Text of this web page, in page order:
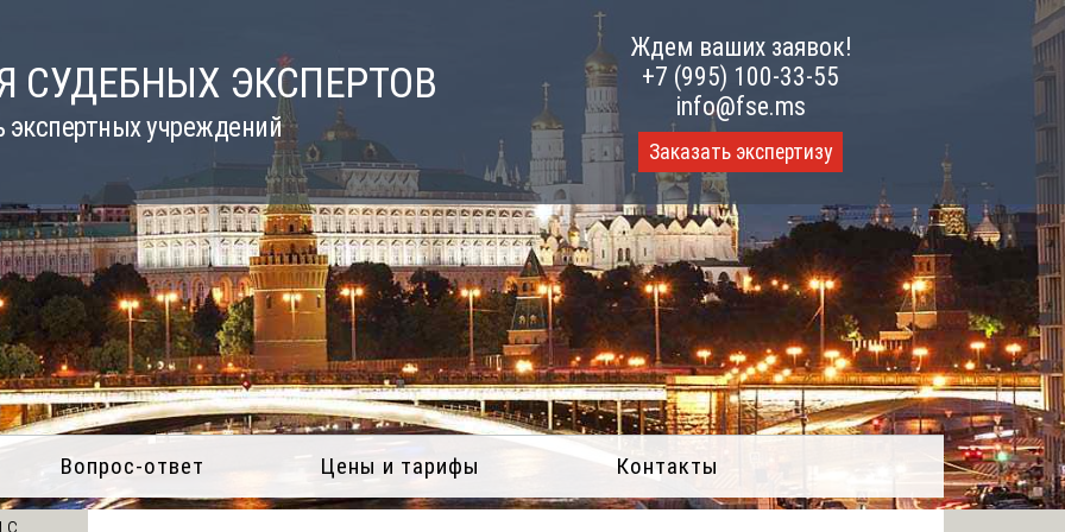
СУДЕБНЫХ ЭКСПЕРТОВ
экспертных учреждений
Ждем ваших заявок!
+7 (995) 100-33-55
info@fse.ms
Заказать экспертизу
Вопрос-ответ Цены и тарифы Контакты
с